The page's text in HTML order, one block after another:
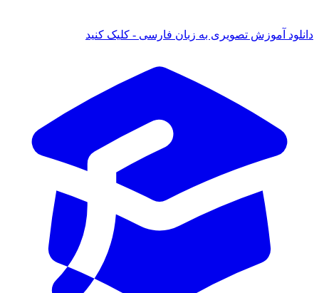
آموزش تصویری به زبان فارسی - کلیک کنید